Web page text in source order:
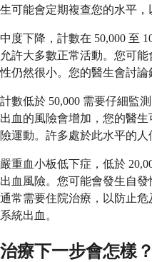
生可能會定期複查您的水平，
中度下降，計數在 50,000 至
允許大多數正常活動。您可
性仍然很小。您的醫生會討論
計數低於 50,000 需要仔細監
出血的風險會增加，您的醫
險運動。許多處於此水平的人
嚴重血小板低下症，低於
出血風險。您可能會發生自
通常需要住院治療，以防止
系統出血。
治療下一步會怎樣？